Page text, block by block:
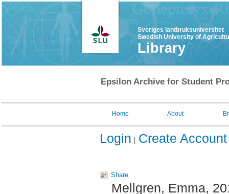
Sveriges lantbruksuniversitet
Swedish University of
Library
Epsilon Archive for Student
Home About
Login Create Account
Share
Mellgren, Emma,